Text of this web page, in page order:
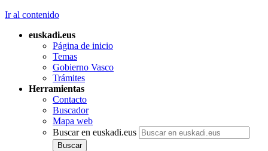
Ir al contenido
euskadi.eus
Página de inicio
Temas
Gobierno Vasco
Trámites
Herramientas
Contacto
Buscador
Mapa web
Buscar en euskadi.eus